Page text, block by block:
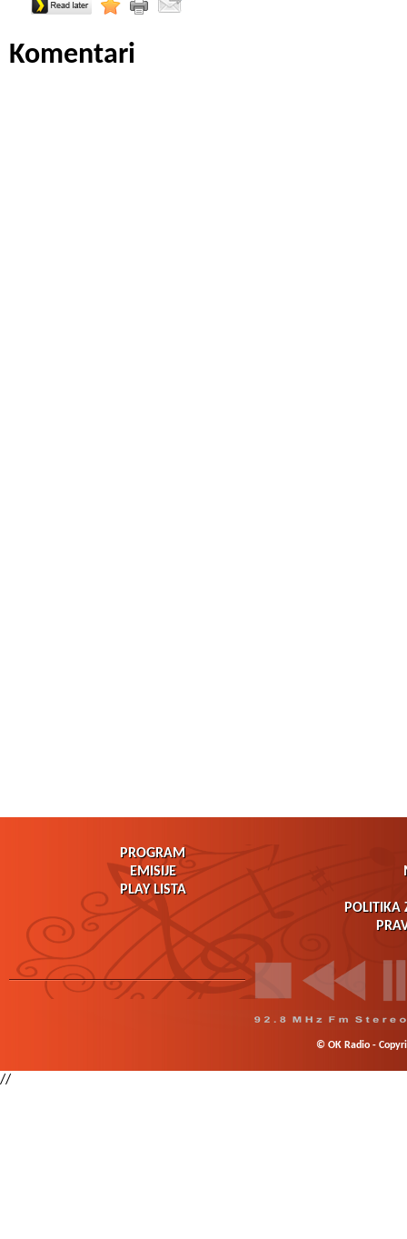
Komentari
PROGRAM
EMISIJE
PLAY LISTA
POLITIKA
© OK Radio -
//